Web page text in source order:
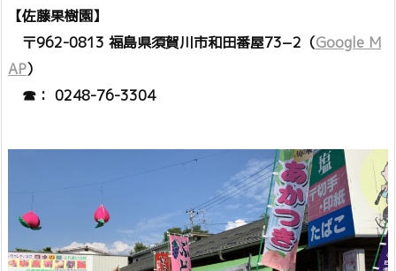
【佐藤果樹園】
〒962-0813 福島県須賀川市和田番屋73−2（Google M
AP）
☎： 0248-76-3304